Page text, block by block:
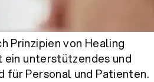
Prinzipien von Healing
unterstützendes und
Personal und Patienten.